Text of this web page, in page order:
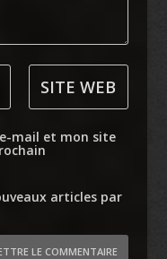
mail et mon site
articles par
LE COMMENTAIRE